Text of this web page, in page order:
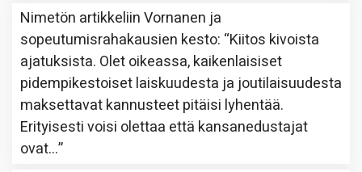
Nimetön artikkeliinVornanen ja
sopeutumisrahakausien kesto: “Kiitos kivoista
ajatuksista. Olet oikeassa, kaikenlaisiset
pidempikestoiset laiskuudesta ja joutilaisuudesta
maksettavat kannusteet pitäisi lyhentää.
Erityisesti voisi olettaa että kansanedustajat
ovat…”